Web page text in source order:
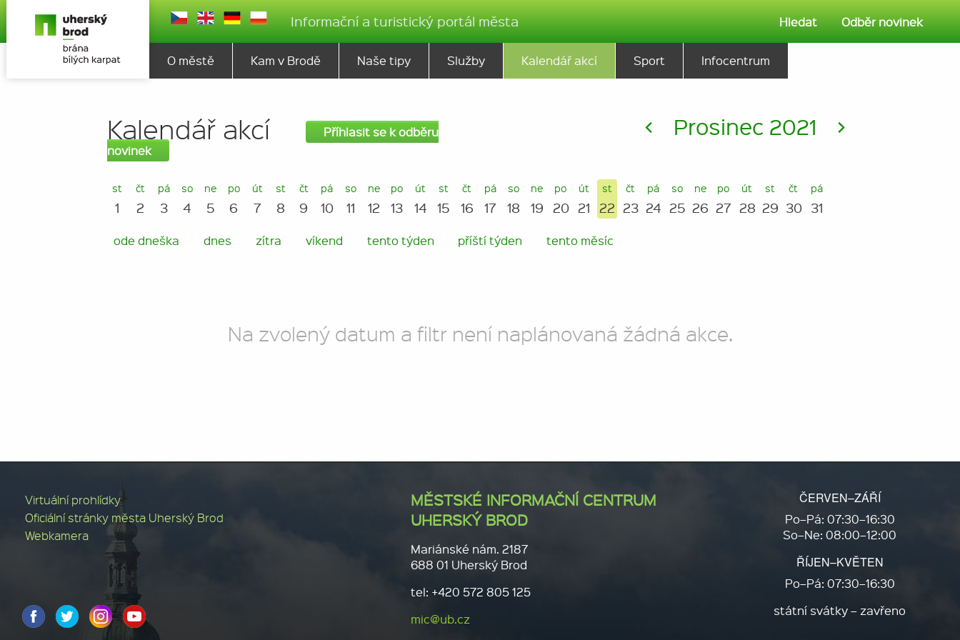
Informační a turistický portál města Hledat Odběr novinek
O městě Kam v Brodě Naše tipy Služby Kalendář akcí Sport Infocentrum
Kalendář akcí
Příhlasit se k odběru
novinek
< Prosinec 2021 >
st
1
čt
2
pá
3
so
4
ne
5
po
6
út
7
st
8
čt
9
pá
10
so
11
ne
12
po
13
út
14
st
15
čt
16
pá
17
so
18
ne
19
po
20
út
21
st
22
čt
23
pá
24
so
25
ne
26
po
27
út
28
st
29
čt
30
pá
31
ode dneška dnes zítra víkend tento týden příští týden tento měsíc
Na zvolený datum a filtr není naplánovaná žádná akce.
Virtuální prohlídky
Oficiální stránky města Uherský Brod
Webkamera
MĚSTSKÉ INFORMAČNÍ CENTRUM
UHERSKÝ BROD
Mariánské nám. 2187
688 01 Uherský Brod
tel: +420 572 805 125
mic@ub.cz
ČERVEN–ZÁŘÍ
Po–Pá: 07:30–16:30
So–Ne: 08:00–12:00
ŘÍJEN–KVĚTEN
Po–Pá: 07:30–16:30
státní svátky – zavřeno